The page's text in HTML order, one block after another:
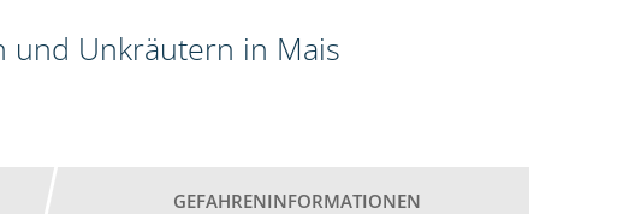
und Unkräutern in Mais
GEFAHRENINFORMATIONEN